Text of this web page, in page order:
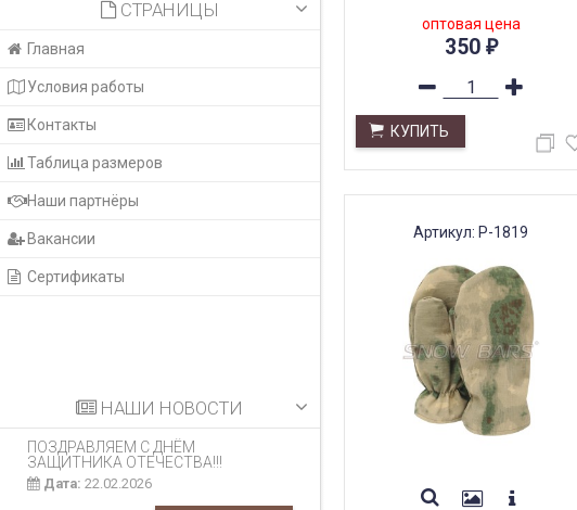
СТРАНИЦЫ
Главная
Условия работы
Контакты
Таблица размеров
Наши партнёры
Вакансии
Сертификаты
НАШИ НОВОСТИ
ПОЗДРАВЛЯЕМ С ДНЁМ
ЗАЩИТНИКА ОТЕЧЕСТВА!!!
Дата: 22.02.2026
оптовая цена
350 ₽
КУПИТЬ
Артикул: Р-1819